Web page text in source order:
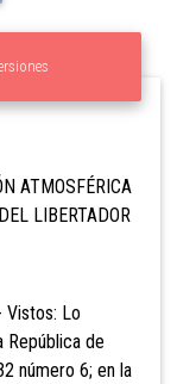
ATMOSFÉRICA
LIBERTADOR
Vistos: Lo
República de
número 6; en la